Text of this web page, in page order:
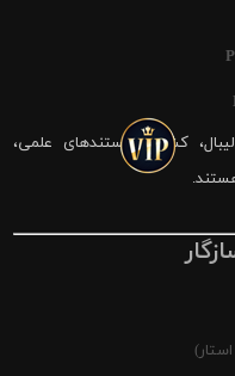
کشتی، مستندهای علمی،